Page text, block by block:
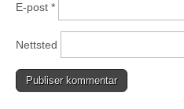
E-post *
Nettsted